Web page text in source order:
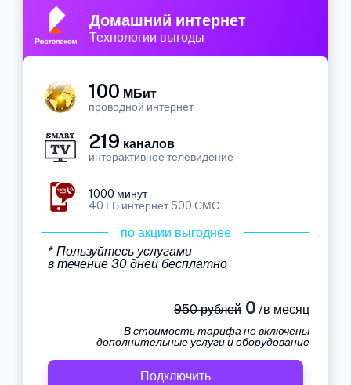
Домашний интернет
Технологии выгоды
100 МБит
проводной интернет
219 каналов
интерактивное телевидение
1000 минут
40 ГБ интернет 500 СМС
по акции выгоднее
* Пользуйтесь услугами
в течение 30 дней бесплатно
950 рублей0 /в месяц
В стоимость тарифа не включены
дополнительные услуги и оборудование
Подключить